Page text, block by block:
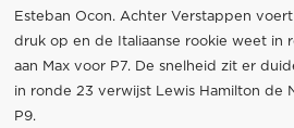
Esteban Ocon. Achter Verstappen
druk op en de Italiaanse rookie weet in
aan Max voor P7. De snelheid zit er
in ronde 23 verwijst Lewis Hamilton de
P9.